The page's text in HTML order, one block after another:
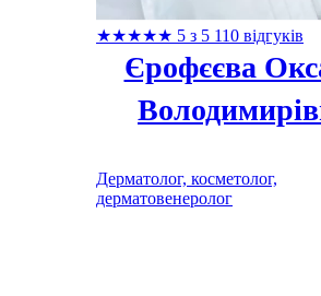
★★★★★ 5 з 5 110 відгуків
Єрофєєва
Дерматолог, косметолог,
дерматовенеролог